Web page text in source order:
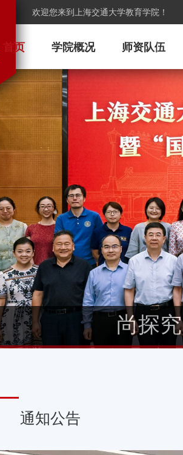
欢迎您来到上海交通大学教育学院！
首页 学院概况 师资队伍
尚探究
通知公告